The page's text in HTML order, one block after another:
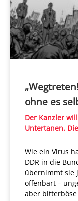
ohne es
Der Kanzler
Untertanen.
Wie ein Virus
DDR in die
übernimmt sie
offenbart –
aber